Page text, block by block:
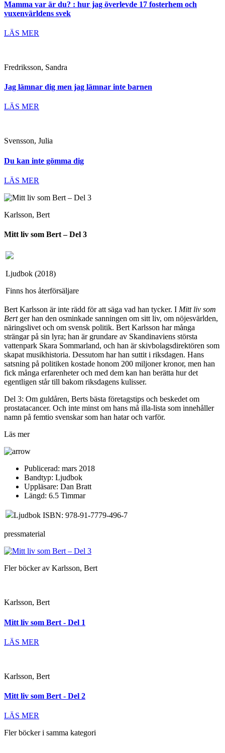
Mamma var är du? : hur jag överlevde 17 fosterhem och
vuxenvärldens svek
LÄS MER
Fredriksson, Sandra
Jag lämnar dig men jag lämnar inte barnen
LÄS MER
Svensson, Julia
Du kan inte gömma dig
LÄS MER
Karlsson, Bert
Mitt liv som Bert – Del 3
Ljudbok (2018)
Finns hos återförsäljare
Bert Karlsson är inte rädd för att säga vad han tycker. I Mitt liv som
Bertger han den osminkade sanningen om sitt liv, om nöjesvärlden,
näringslivet och om svensk politik. Bert Karlsson har många
strängar på sin lyra; han är grundare av Skandinaviens största
vattenpark Skara Sommarland, och han är skivbolagsdirektören som
skapat musikhistoria. Dessutom har han suttit i riksdagen. Hans
satsning på politiken kostade honom 200 miljoner kronor, men han
fick många erfarenheter och med dem kan han berätta hur det
egentligen står till bakom riksdagens kulisser.
Del 3: Om guldåren, Berts bästa företagstips och beskedet om
prostatacancer. Och inte minst om hans må illa-lista som innehåller
namn på femtio svenskar som han hatar och varför.
Läs mer
Publicerad: mars 2018
Bandtyp: Ljudbok
Uppläsare: Dan Bratt
Längd: 6.5 Timmar
Ljudbok ISBN: 978-91-7779-496-7
pressmaterial
Fler böcker av Karlsson, Bert
Karlsson, Bert
Mitt liv som Bert - Del 1
LÄS MER
Karlsson, Bert
Mitt liv som Bert - Del 2
LÄS MER
Fler böcker i samma kategori